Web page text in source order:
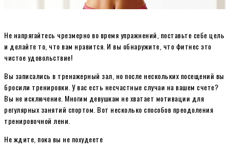
Не напрягайтесь чрезмерно во время упражнений, поставьте себе цель
и делайте то, что вам нравится. И вы обнаружите, что фитнес это
чистое удовольствие!
Вы записались в тренажерный зал, но после нескольких посещений вы
бросили тренировки. У вас есть несчастные случаи на вашем счете?
Вы не исключение. Многим девушкам не хватает мотивации для
регулярных занятий спортом. Вот несколько способов преодоления
тренировочной лени.
Не ждите, пока вы не похудеете